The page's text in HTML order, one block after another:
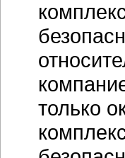
только